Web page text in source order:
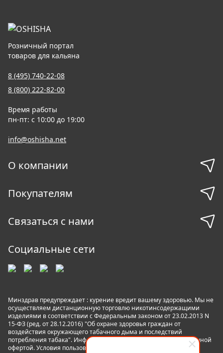
Розничный портал
товаров для кальяна
8 (495) 740-22-08
8 (800) 222-82-00
Время работы
пн-пт: с 10:00 до 19:00
info@oshisha.net
О компании
Покупателям
Связаться с нами
Социальные сети
Минздрав предупреждает : курение вредит вашему здоровью. Мы не
осуществляем дистанционную торговлю никотинсодержащими
изделиями в соответствии с Федеральным законом от 23.02.2013 N
15-ФЗ (ред. от 28.12.2016) "Об охране здоровья граждан от
воздействия окружающего табачного дыма и последствий
потребления табака". Информация на сайте не является публичной
офертой. Условия пользования сайтом